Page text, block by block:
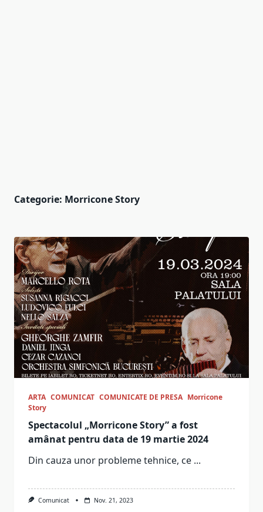
Categorie: Morricone Story
ARTA COMUNICAT COMUNICATE DE PRESA Morricone
Story
Spectacolul „Morricone Story” a fost
amânat pentru data de 19 martie 2024
Din cauza unor probleme tehnice, ce ...
Comunicat Nov. 21, 2023